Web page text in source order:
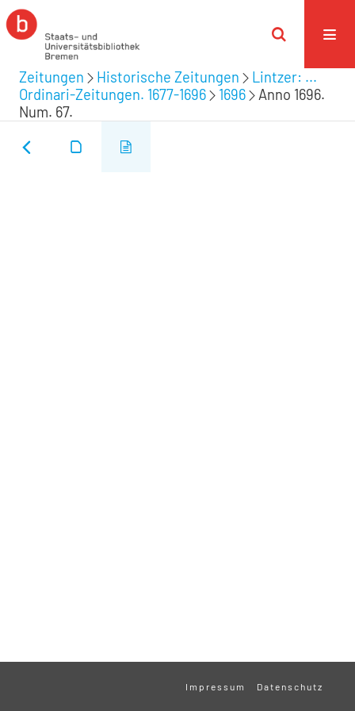
Zeitungen Historische Zeitungen
Lintzer: ...
Ordinari-Zeitungen. 1677-1696
1696
Anno 1696.
Num. 67.
Impressum Datenschutz